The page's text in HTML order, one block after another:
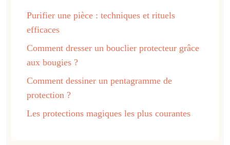
Purifier une pièce : techniques et rituels
efficaces
Comment dresser un bouclier protecteur grâce
aux bougies ?
Comment dessiner un pentagramme de
protection ?
Les protections magiques les plus courantes